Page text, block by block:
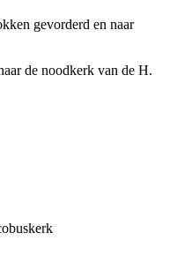
gevorderd en naar
de noodkerk van de H.